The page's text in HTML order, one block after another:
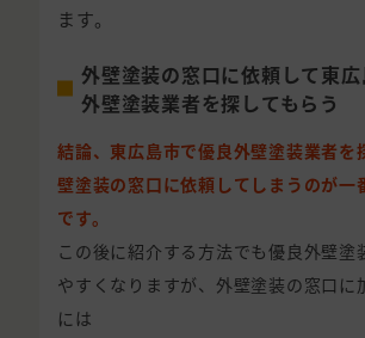
ます。
外壁塗装の窓口に依頼して東
外壁塗装業者を探してもらう
結論、東広島市で優良外壁塗装業者を
壁塗装の窓口に依頼してしまうのが一
です。
この後に紹介する方法でも優良外壁塗
やすくなりますが、外壁塗装の窓口に
には